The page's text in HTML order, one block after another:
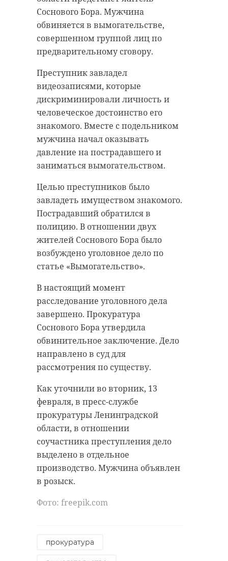
Соснового Бора. Мужчина
обвиняется в вымогательстве,
совершенном группой лиц по
предварительному сговору.
Преступник завладел
видеозаписями, которые
дискриминировали личность и
человеческое достоинство его
знакомого. Вместе с подельником
мужчина начал оказывать
давление на пострадавшего и
заниматься вымогательством.
Целью преступников было
завладеть имуществом знакомого.
Пострадавший обратился в
полицию. В отношении двух
жителей Соснового Бора было
возбуждено уголовное дело по
статье «Вымогательство».
В настоящий момент
расследование уголовного дела
завершено. Прокуратура
Соснового Бора утвердила
обвинительное заключение. Дело
направлено в суд для
рассмотрения по существу.
Как уточнили во вторник, 13
февраля, в пресс-службе
прокуратуры Ленинградской
области, в отношении
соучастника преступления дело
выделено в отдельное
производство. Мужчина объявлен
в розыск.
Фото: freepik.com
прокуратура
Студенты из
Ленобласти
участвуют в
финале
«Студенчес ...
17 мая 2021, 11:11
Ленобласть
конкурсе
ход»